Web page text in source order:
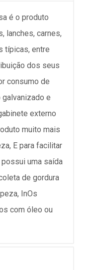
é o produto
lanches, carnes,
típicas, entre
dos seus
consumo de
e
externo
muito mais
E para facilitar
uma saída
de gordura
InOs
com óleo ou